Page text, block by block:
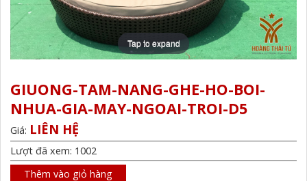
Tap to expand
GIUONG-TAM-NANG-GHE-HO-BOI-
NHUA-GIA-MAY-NGOAI-TROI-D5
Giá: LIÊN HỆ
Lượt đã xem: 1002
Thêm vào giỏ hàng